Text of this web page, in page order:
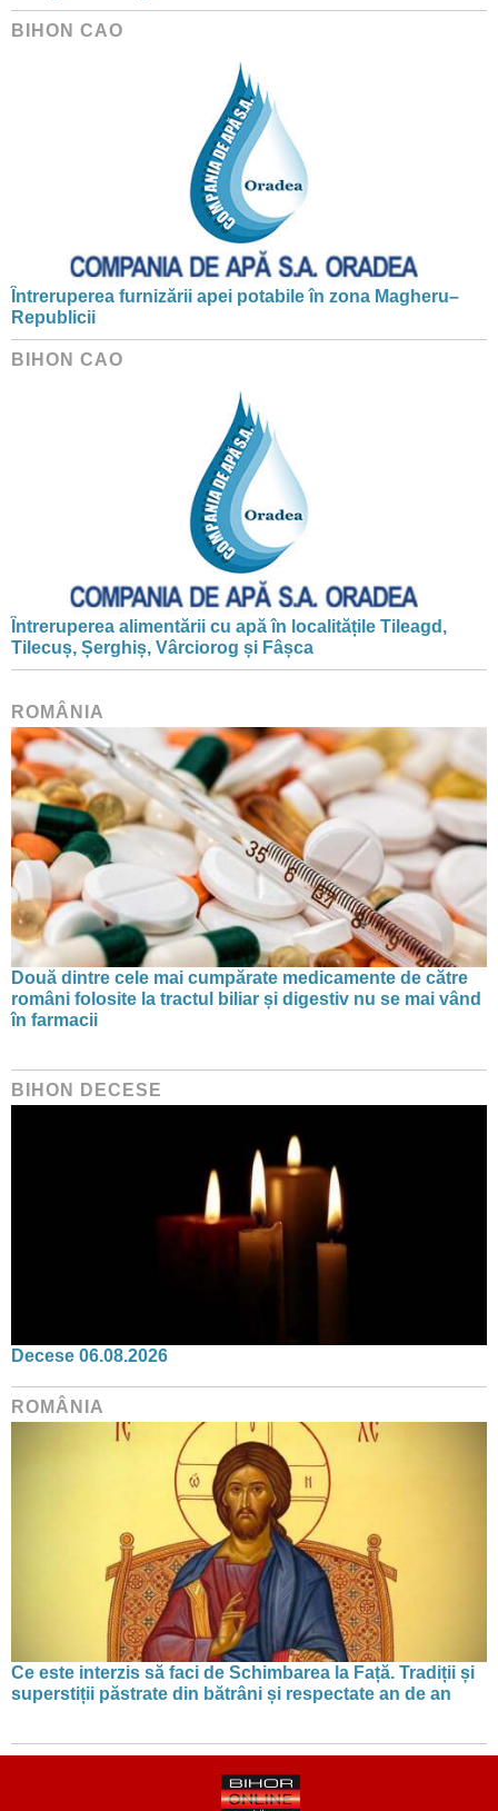
BIHON CAO
Întreruperea furnizării apei potabile în zona Magheru–
Republicii
BIHON CAO
Întreruperea alimentării cu apă în localitățile Tileagd,
Tilecuș, Șerghiș, Vârciorog și Fâșca
ROMÂNIA
Două dintre cele mai cumpărate medicamente de către
români folosite la tractul biliar și digestiv nu se mai vând
în farmacii
BIHON DECESE
Decese 06.08.2026
ROMÂNIA
Ce este interzis să faci de Schimbarea la Față. Tradiții și
superstiții păstrate din bătrâni și respectate an de an